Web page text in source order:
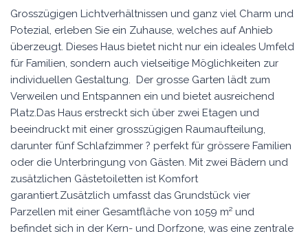
Grosszügigen Lichtverhältnissen und ganz viel Charm und
Potezial, erleben Sie ein Zuhause, welches auf Anhieb
überzeugt. Dieses Haus bietet nicht nur ein ideales Umfeld
für Familien, sondern auch vielseitige Möglichkeiten zur
individuellen Gestaltung. Der grosse Garten lädt zum
Verweilen und Entspannen ein und bietet ausreichend
Platz.Das Haus erstreckt sich über zwei Etagen und
beeindruckt mit einer grosszügigen Raumaufteilung,
darunter fünf Schlafzimmer ? perfekt für grössere Familien
oder die Unterbringung von Gästen. Mit zwei Bädern und
zusätzlichen Gästetoiletten ist Komfort
garantiert.Zusätzlich umfasst das Grundstück vier
Parzellen mit einer Gesamtfläche von 1059 m² und
befindet sich in der Kern- und Dorfzone, was eine zentrale